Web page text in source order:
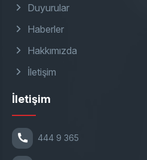
Duyurular
Haberler
Hakkımızda
İletişim
İletişim
444 9 365